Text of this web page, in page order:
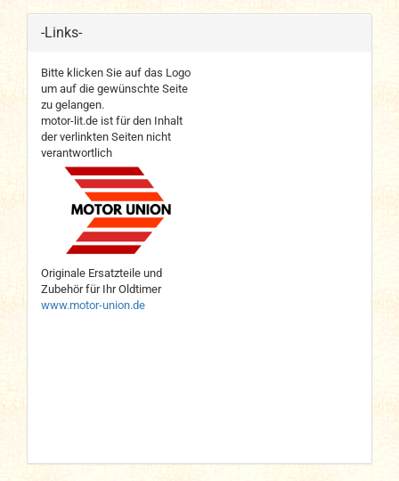
-Links-
Bitte klicken Sie auf das Logo
um auf die gewünschte Seite
zu gelangen.
motor-lit.de ist für den Inhalt
der verlinkten Seiten nicht
verantwortlich
Originale Ersatzteile und
Zubehör für Ihr Oldtimer
www.motor-union.de